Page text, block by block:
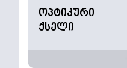
ოპტიკური
ქსელი